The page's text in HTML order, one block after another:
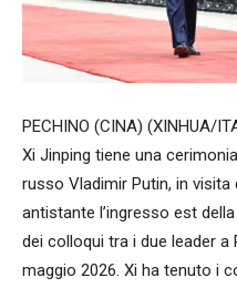
PECHINO (CINA) (XINHUA/
Xi Jinping tiene una
russo Vladimir Putin, in visita
antistante l’ingresso est
dei colloqui tra i due leader a
maggio 2026. Xi ha tenuto i